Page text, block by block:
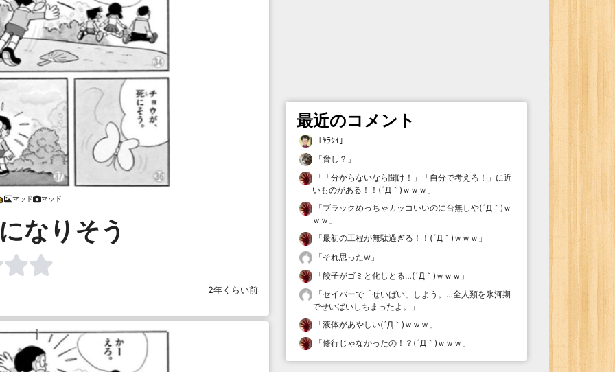
マッド マッド
なりそう
2年くらい前
最近のコメント
「ﾔﾗｼｲ 」
「脅し？ 」
「 「分からないなら聞け！」「自分で考えろ！」に近
いものがある！！(´Д｀)ｗｗｗ 」
「ブラックめっちゃカッコいいのに台無しや(´Д｀)ｗ
ｗｗ 」
「最初の工程が無駄過ぎる！！(´Д｀)ｗｗｗ 」
「それ思ったw 」
「餃子がゴミと化しとる…(´Д｀)ｗｗｗ 」
「セイバーで「せいばい」しよう。…全人類を氷河期
でせいばいしちまったよ。
」
「液体があやしい(´Д｀)ｗｗｗ 」
「修行じゃなかったの！？(´Д｀)ｗｗｗ 」